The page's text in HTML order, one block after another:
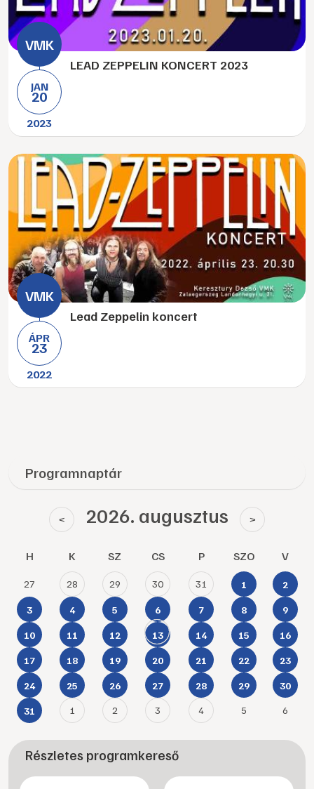
JAN
20
2023
LEAD ZEPPELIN KONCERT 2023
ÁPR
23
2022
Lead Zeppelin koncert
Programnaptár
< 2026. augusztus >
H K SZ CS P SZO V
27 28 29 30 31 1 2
3 4 5 6 7 8 9
10 11 12 13 14 15 16
17 18 19 20 21 22 23
24 25 26 27 28 29 30
31 1 2 3 4 5 6
Részletes programkereső